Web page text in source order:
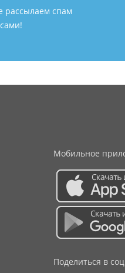
рассылаем спам
Мобильное
Поделиться в